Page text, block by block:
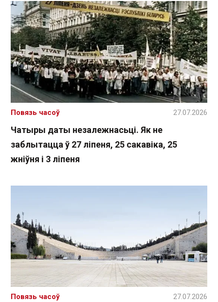
Чатыры даты незалежнасьці. Як не
заблытацца ў 27 ліпеня, 25 сакавіка, 25
жніўня і 3 ліпеня
Повязь часоў 27.07.2026
Повязь часоў 27.07.2026